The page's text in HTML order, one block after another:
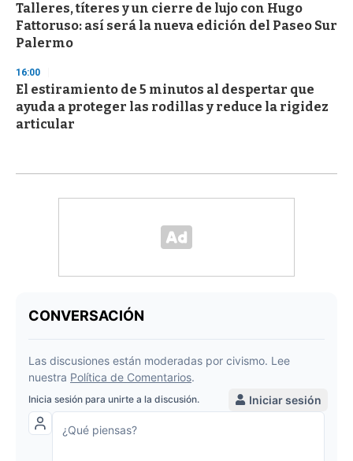
Talleres, títeres y un cierre de lujo con Hugo
Fattoruso: así será la nueva edición del Paseo Sur
Palermo
16:00
El estiramiento de 5 minutos al despertar que
ayuda a proteger las rodillas y reduce la rigidez
articular